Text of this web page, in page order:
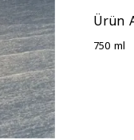
Ürün
750 ml